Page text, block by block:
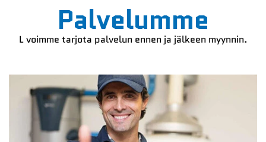
Palvelumme
Lvoimme tarjota palvelun ennen ja jälkeen myynnin.